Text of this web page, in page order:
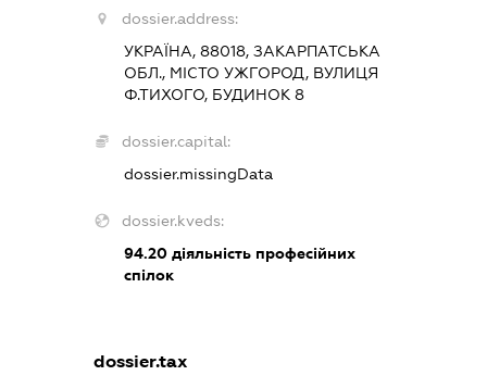
dossier.address:
УКРАЇНА, 88018, ЗАКАРПАТСЬКА
ОБЛ., МІСТО УЖГОРОД, ВУЛИЦЯ
Ф.ТИХОГО, БУДИНОК 8
dossier.capital:
dossier.missingData
dossier.kveds:
94.20 діяльність професійних
спілок
dossier.tax